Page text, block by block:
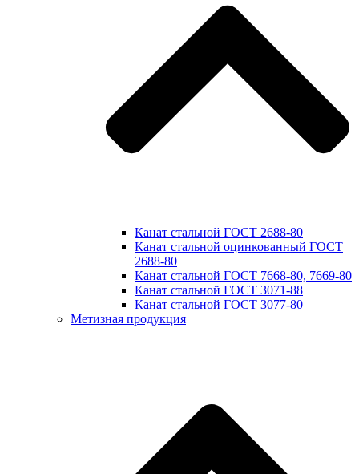
Канат стальной ГОСТ 2688-80
Канат стальной оцинкованный ГОСТ
2688-80
Канат стальной ГОСТ 7668-80, 7669-80
Канат стальной ГОСТ 3071-88
Канат стальной ГОСТ 3077-80
Метизная продукция